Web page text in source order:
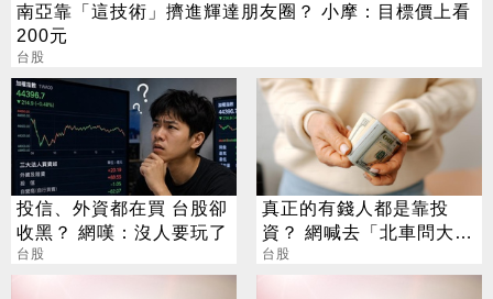
南亞靠「這技術」擠進輝達朋友圈？ 小摩：目標價上看
200元
台股
投信、外資都在買 台股卻
收黑？ 網嘆：沒人要玩了
台股
真正的有錢人都是靠投
資？ 網喊去「北車問大
師」：保證專業
台股